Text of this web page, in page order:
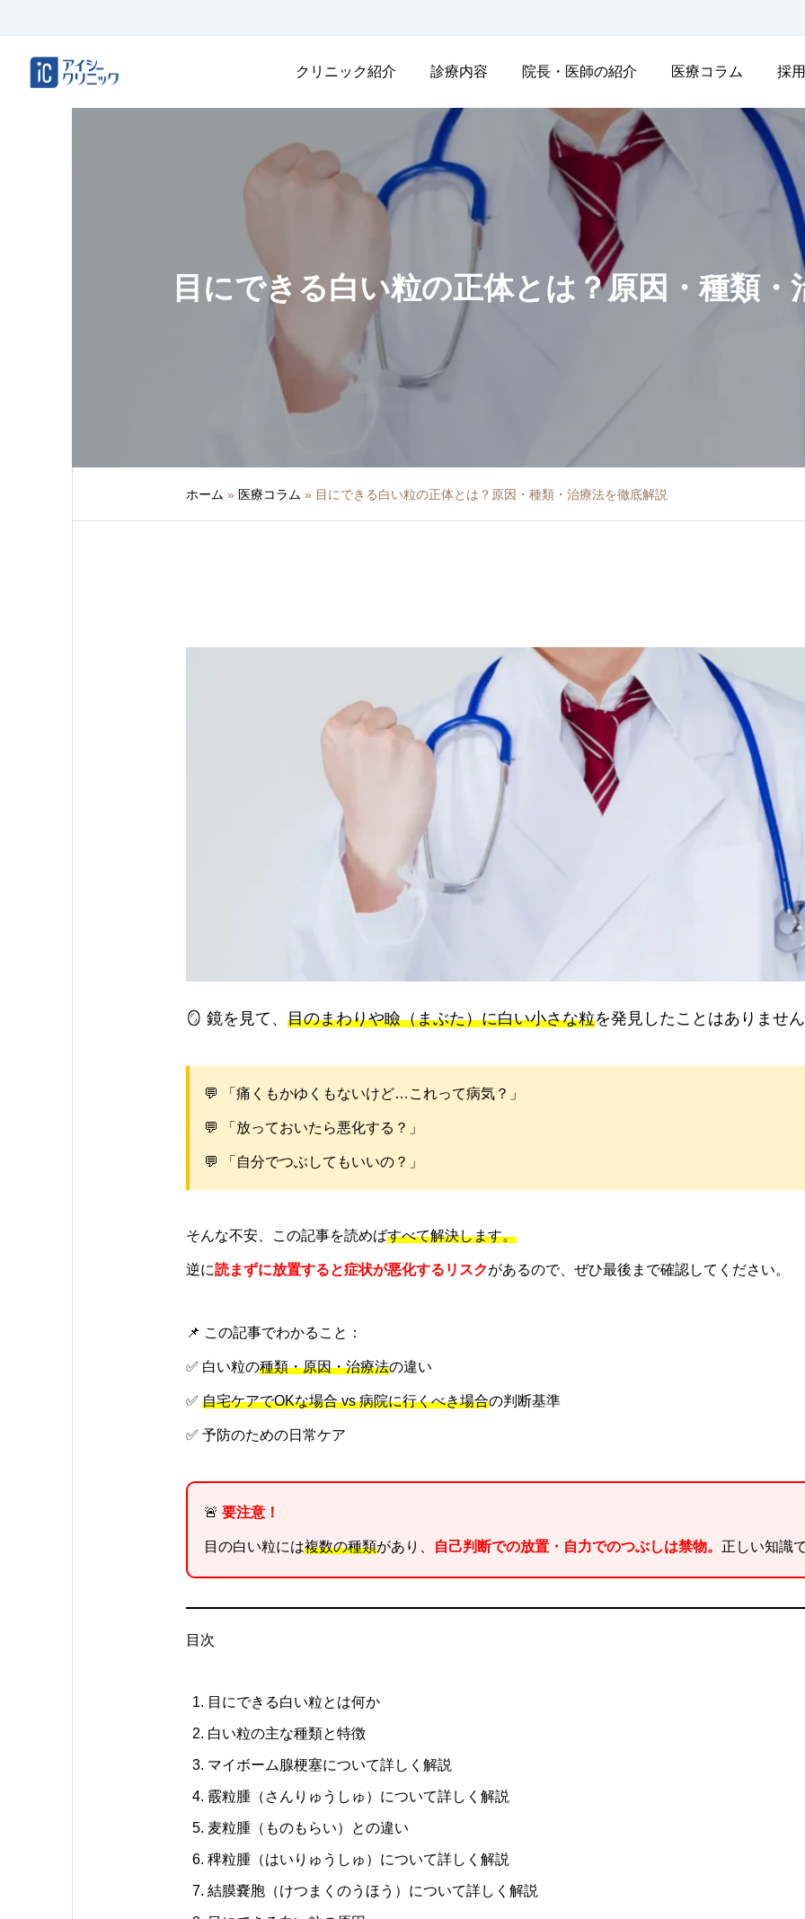
クリニック紹介 診療内容 院長・医師の紹介 医療コラム 採
目にできる白い粒の正体とは？原因・種類・
ホーム » 医療コラム » 目にできる白い粒の正体とは？原因・種類・治療法を徹底解説
🪞 鏡を見て、 目のまわりや瞼（まぶた）に白い小さな粒を発見したことはありませ
💬 「痛くもかゆくもないけど…これって病気？」
💬 「放っておいたら悪化する？」
💬 「自分でつぶしてもいいの？」
そんな不安、この記事を読めばすべて解決します。
逆に読まずに放置すると症状が悪化するリスクがあるので、ぜひ最後まで確認してください。
📌 この記事でわかること：
✅ 白い粒の種類・原因・治療法の違い
✅ 自宅ケアでOKな場合 vs 病院に行くべき場合の判断基準
✅ 予防のための日常ケア
🚨 要注意！
目の白い粒には複数の種類があり、 自己判断での放置・自力でのつぶしは禁物。 正しい知識
目次
目にできる白い粒とは何か
白い粒の主な種類と特徴
マイボーム腺梗塞について詳しく解説
霰粒腫（さんりゅうしゅ）について詳しく解説
麦粒腫（ものもらい）との違い
稗粒腫（はいりゅうしゅ）について詳しく解説
結膜嚢胞（けつまくのうほう）について詳しく解説